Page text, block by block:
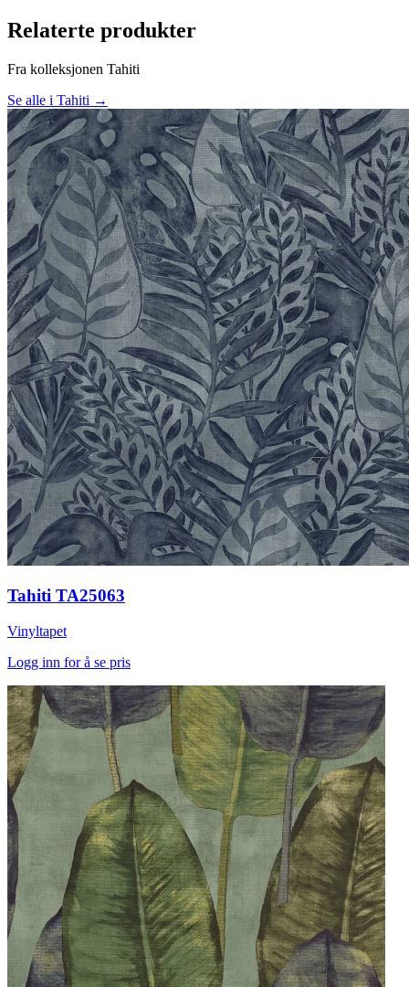
Relaterte produkter
Fra kolleksjonen Tahiti
Se alle i Tahiti →
Tahiti TA25063
Vinyltapet
Logg inn for å se pris